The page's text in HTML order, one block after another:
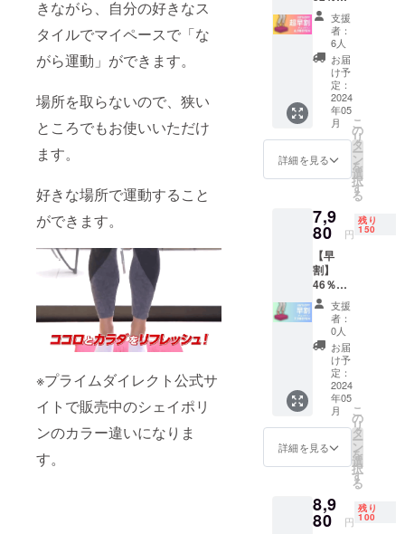
きながら、自分の好きなス
タイルでマイペースで「な
がら運動」ができます。
場所を取らないので、狭い
ところでもお使いいただけ
ます。
好きな場所で運動すること
ができます。
※プライムダイレクト公式サ
イトで販売中のシェイポリ
ンのカラー違いになりま
す。
集まるお客
様の声を元
に、お客様
が求めてい
る商品を開
発できるよ
うに日々活
動を行って
おります。
代表商品に
でぽっかぽ
かのスピー
ドヒート 温
熱ベスト。8
種類の形に
変形するス
テップエイ
F
キュッ
ポリン×
１ 通常
販売価
格 税
14,800
ターン
価格は
消費
税・送
の価格
です
支援
者：
6人
お届
け予
定：
2024
年05
月
詳細を見る
こ
の
リ
タ
ー
ン
を
選
択
す
る
7,9
80 円
残り
150
【早
割】
46％OF
F
キュッ
ポリン×
１ 通常
販売価
格 税
14,800
ターン
価格は
消費
税・送
の価格
です
支援
者：
0人
お届
け予
定：
2024
年05
月
詳細を見る
こ
の
リ
タ
ー
ン
を
選
択
す
る
8,9
80 円
残り
100